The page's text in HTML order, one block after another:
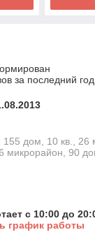
за последний год
155 дом, 10 кв., 26
микрорайон, 90
с 10:00 до
график работы